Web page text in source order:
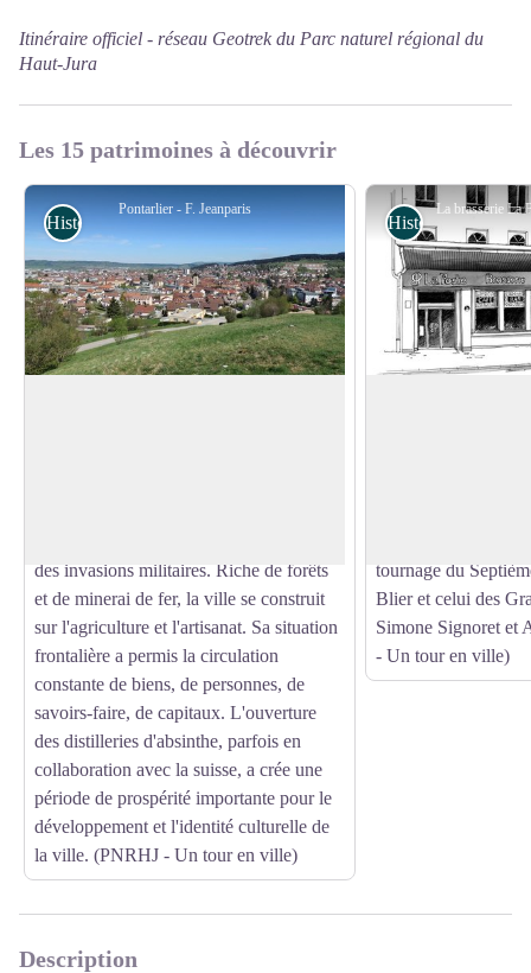
Itinéraire officiel - réseau Geotrek du Parc naturel régional du
Haut-Jura
Les 15 patrimoines à découvrir
Pontarlier - F. Jeanparis
Histoire et Patrimoine
des invasions militaires. Riche de forêts
et de minerai de fer, la ville se construit
sur l'agriculture et l'artisanat. Sa situation
frontalière a permis la circulation
constante de biens, de personnes, de
savoirs-faire, de capitaux. L'ouverture
des distilleries d'absinthe, parfois en
collaboration avec la suisse, a crée une
période de prospérité importante pour le
développement et l'identité culturelle de
la ville. (PNRHJ - Un tour en ville)
Histoire et
tournage du
Blier et celui des
Simone Signoret et
- Un tour en ville)
Description